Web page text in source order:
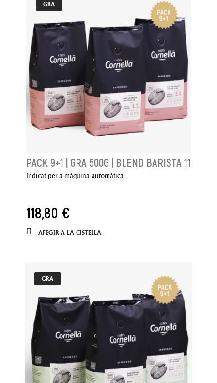
GRA
PACK 9+1 | GRA 500G | BLEND BARISTA 11
Indicat per a màquina automàtica
118,80 €
AFEGIR A LA CISTELLA
GRA